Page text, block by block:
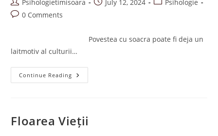
author:
Psihologietimisoara July 12, 2024
Psihologie
Post0 Comments
Povestea cu soacra poate fi deja un
laitmotiv al culturii…
Continue Reading Parcă
M-
Mea
!
Floarea Vieții